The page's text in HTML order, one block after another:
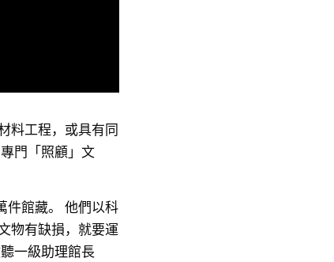
料工程，或具有同
門「照顧」文
件館藏。 他們以科
物有缺損，就要運
一級助理館長